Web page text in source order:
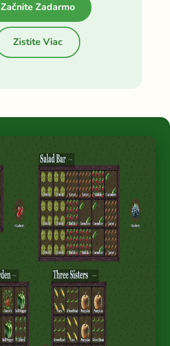
Začnite Zadarmo
Zistite Viac